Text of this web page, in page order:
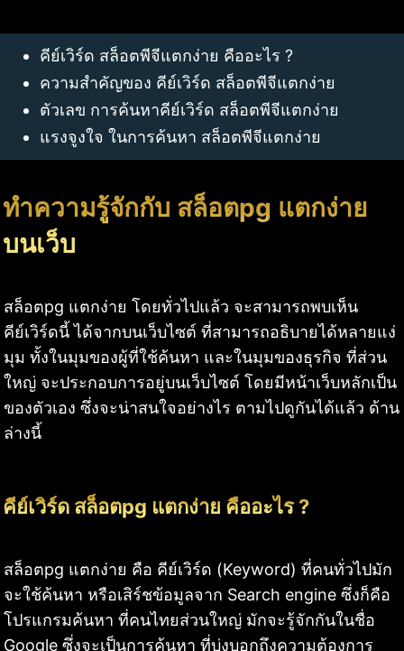
คีย์เวิร์ด สล็อตพีจีแตกง่าย คืออะไร ?
ความสำคัญของ คีย์เวิร์ด สล็อตพีจีแตกง่าย
ตัวเลข การค้นหาคีย์เวิร์ด สล็อตพีจีแตกง่าย
แรงจูงใจ ในการค้นหา สล็อตพีจีแตกง่าย
ทำความรู้จักกับ สล็อตpg แตกง่าย
บนเว็บ
สล็อตpg แตกง่าย โดยทั่วไปแล้ว จะสามารถพบเห็น
คีย์เวิร์ดนี้ ได้จากบนเว็บไซต์ ที่สามารถอธิบายได้หลายแง่
มุม ทั้งในมุมของผู้ที่ใช้ค้นหา และในมุมของธุรกิจ ที่ส่วน
ใหญ่ จะประกอบการอยู่บนเว็บไซต์ โดยมีหน้าเว็บหลักเป็น
ของตัวเอง ซึ่งจะน่าสนใจอย่างไร ตามไปดูกันได้แล้ว ด้าน
ล่างนี้
คีย์เวิร์ด สล็อตpg แตกง่าย คืออะไร ?
สล็อตpg แตกง่าย คือ คีย์เวิร์ด (Keyword) ที่คนทั่วไปมัก
จะใช้ค้นหา หรือเสิร์ชข้อมูลจาก Search engine ซึ่งก็คือ
โปรแกรมค้นหา ที่คนไทยส่วนใหญ่ มักจะรู้จักกันในชื่อ
Google ซึ่งจะเป็นการค้นหา ที่บ่งบอกถึงความต้องการ